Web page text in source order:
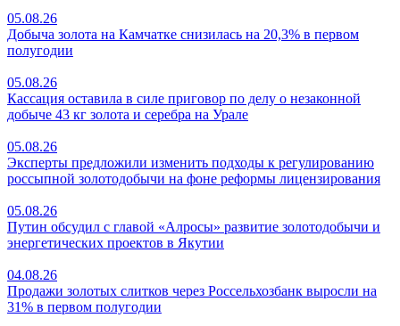
05.08.26
Добыча золота на Камчатке снизилась на 20,3% в первом
полугодии
05.08.26
Кассация оставила в силе приговор по делу о незаконной
добыче 43 кг золота и серебра на Урале
05.08.26
Эксперты предложили изменить подходы к регулированию
россыпной золотодобычи на фоне реформы лицензирования
05.08.26
Путин обсудил с главой «Алросы» развитие золотодобычи и
энергетических проектов в Якутии
04.08.26
Продажи золотых слитков через Россельхозбанк выросли на
31% в первом полугодии